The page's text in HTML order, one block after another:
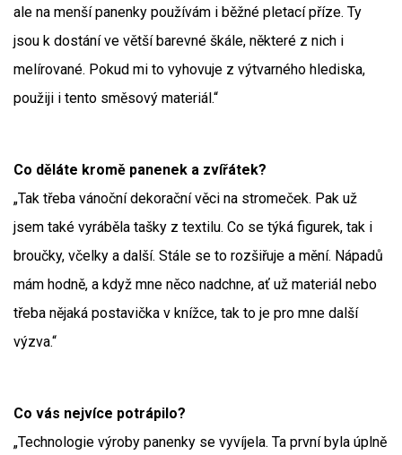
ale na menší panenky používám i běžné pletací příze. Ty
jsou k dostání ve větší barevné škále, některé z nich i
melírované. Pokud mi to vyhovuje z výtvarného hlediska,
použiji i tento směsový materiál.“
Co děláte kromě panenek a zvířátek?
„Tak třeba vánoční dekorační věci na stromeček. Pak už
jsem také vyráběla tašky z textilu. Co se týká figurek, tak i
broučky, včelky a další. Stále se to rozšiřuje a mění. Nápadů
mám hodně, a když mne něco nadchne, ať už materiál nebo
třeba nějaká postavička v knížce, tak to je pro mne další
výzva.“
Co vás nejvíce potrápilo?
„Technologie výroby panenky se vyvíjela. Ta první byla úplně